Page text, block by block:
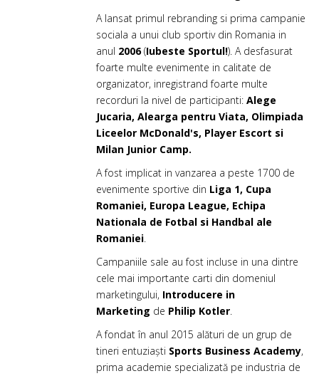
A lansat primul rebranding si prima campanie
sociala a unui club sportiv din Romania in
anul 2006(Iubeste Sportul!). A desfasurat
foarte multe evenimente in calitate de
organizator, inregistrand foarte multe
recorduri la nivel de participanti: Alege
Jucaria, Alearga pentru Viata, Olimpiada
Liceelor McDonald's, Player Escort si
Milan Junior Camp.
A fost implicat in vanzarea a peste 1700 de
evenimente sportive din Liga 1, Cupa
Romaniei, Europa League, Echipa
Nationala de Fotbal si Handbal ale
Romaniei.
Campaniile sale au fost incluse in una dintre
cele mai importante carti din domeniul
marketingului, Introducere in
Marketing de Philip Kotler.
A fondat în anul 2015 alături de un grup de
tineri entuziaști Sports Business Academy,
prima academie specializată pe industria de